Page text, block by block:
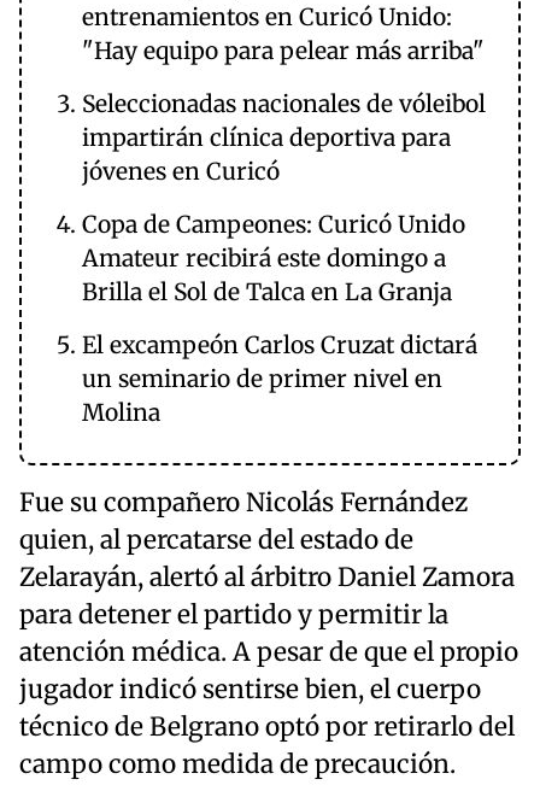
entrenamientos en Curicó Unido:
"Hay equipo para pelear más arriba"
Seleccionadas nacionales de vóleibol
impartirán clínica deportiva para
jóvenes en Curicó
Copa de Campeones: Curicó Unido
Amateur recibirá este domingo a
Brilla el Sol de Talca en La Granja
El excampeón Carlos Cruzat dictará
un seminario de primer nivel en
Molina
Fue su compañero Nicolás Fernández
quien, al percatarse del estado de
Zelarayán, alertó al árbitro Daniel Zamora
para detener el partido y permitir la
atención médica. A pesar de que el propio
jugador indicó sentirse bien, el cuerpo
técnico de Belgrano optó por retirarlo del
campo como medida de precaución.